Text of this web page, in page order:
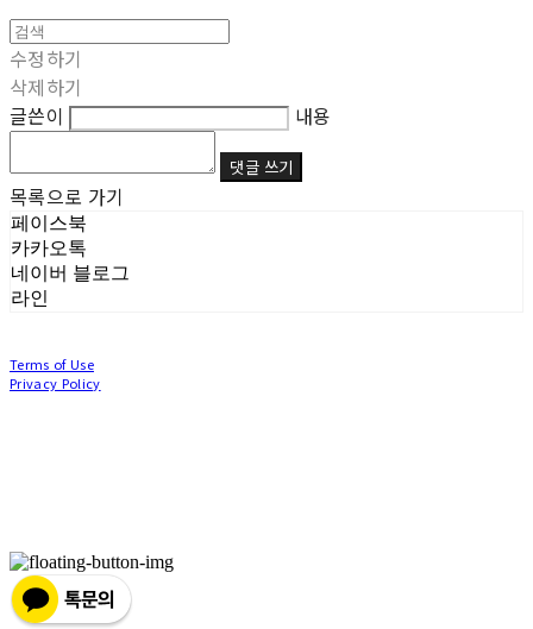
수정하기
삭제하기
글쓴이
내용
댓글 쓰기
목록으로 가기
페이스북
카카오톡
네이버 블로그
라인
Terms of Use
Privacy Policy